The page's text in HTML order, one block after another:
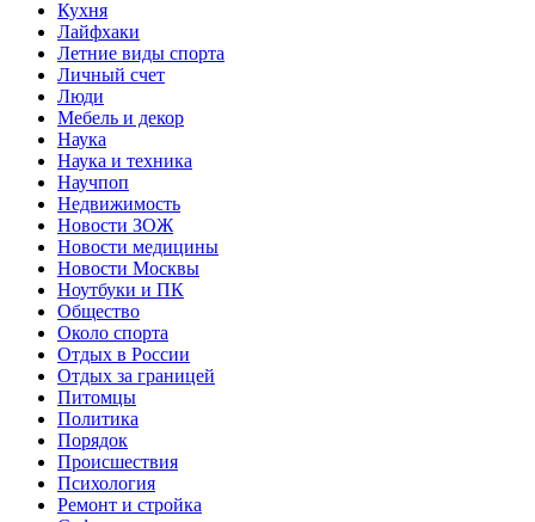
Кухня
Лайфхаки
Летние виды спорта
Личный счет
Люди
Мебель и декор
Наука
Наука и техника
Научпоп
Недвижимость
Новости ЗОЖ
Новости медицины
Новости Москвы
Ноутбуки и ПК
Общество
Около спорта
Отдых в России
Отдых за границей
Питомцы
Политика
Порядок
Происшествия
Психология
Ремонт и стройка